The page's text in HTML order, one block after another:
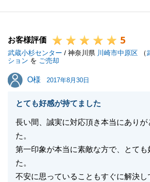
にたてて私自身も大変うれしく存じま
揃えになるとのことでしたが、それで
お住まいだと感じました。
引き続き何かございましたら、どのよ
でも構いませんので、ご連絡ください
いたします。
閉じる
お客様評価 5
武蔵小杉センター / 神奈川県 川崎市中原区 （
ション を ご売却
O様
O様 2017年8月30日
とても好感が持てました
長い間、誠実に対応頂き本当にありが
た。
第一印象が本当に素敵な方で、とても
た。
不安に思っていることもすぐに解決